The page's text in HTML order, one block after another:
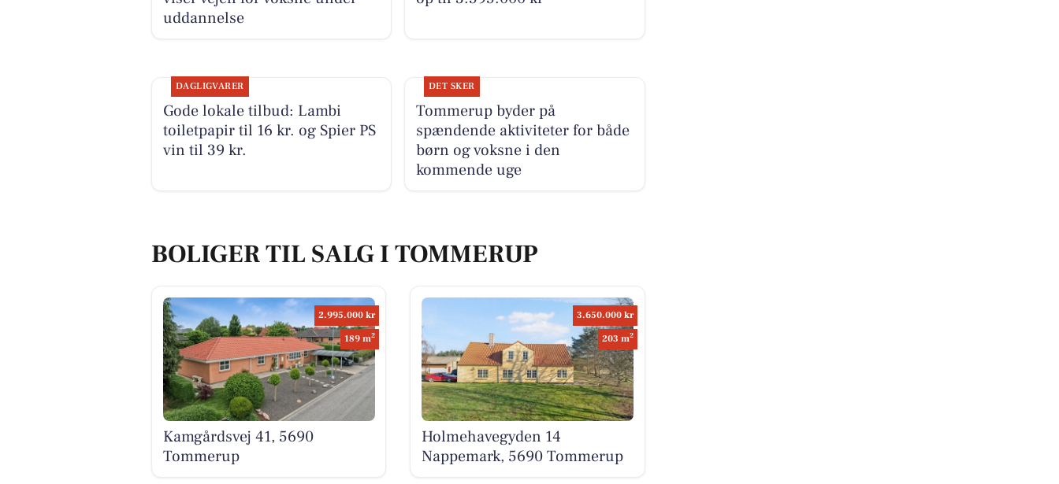
uddannelse
DAGLIGVARER
Gode lokale tilbud: Lambi
toiletpapir til 16 kr. og Spier PS
vin til 39 kr.
DET SKER
Tommerup byder på
spændende aktiviteter for både
børn og voksne i den
kommende uge
BOLIGER TIL SALG I TOMMERUP
2.995.000 kr
189 m2
Kamgårdsvej 41, 5690
Tommerup
3.650.000 kr
203 m2
Holmehavegyden 14
Nappemark, 5690 Tommerup